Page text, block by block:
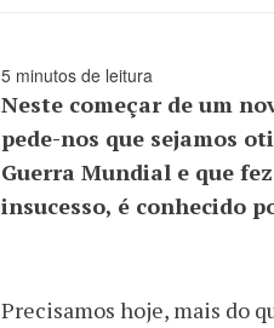
5 minutos de leitura
Neste começar de um
pede-nos que sejamos
Guerra Mundial e que
insucesso, é conhecido
Precisamos hoje, mais do